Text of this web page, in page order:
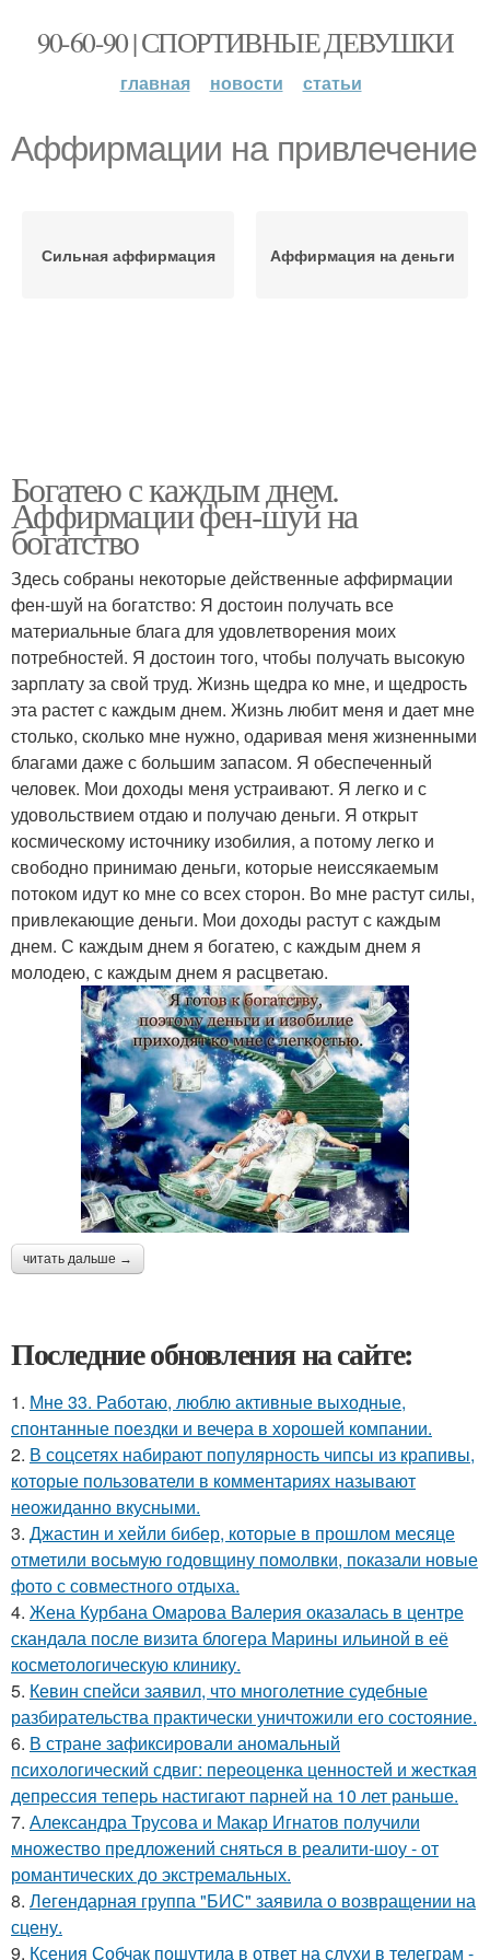
90-60-90 | СПОРТИВНЫЕ ДЕВУШКИ
главная новости статьи
Аффирмации на привлечение
Сильная аффирмация Аффирмация на деньги
Богатею с каждым днем.
Аффирмации фен-шуй на
богатство
Здесь собраны некоторые действенные аффирмации
фен-шуй на богатство: Я достоин получать все
материальные блага для удовлетворения моих
потребностей. Я достоин того, чтобы получать высокую
зарплату за свой труд. Жизнь щедра ко мне, и щедрость
эта растет с каждым днем. Жизнь любит меня и дает мне
столько, сколько мне нужно, одаривая меня жизненными
благами даже с большим запасом. Я обеспеченный
человек. Мои доходы меня устраивают. Я легко и с
удовольствием отдаю и получаю деньги. Я открыт
космическому источнику изобилия, а потому легко и
свободно принимаю деньги, которые неиссякаемым
потоком идут ко мне со всех сторон. Во мне растут силы,
привлекающие деньги. Мои доходы растут с каждым
днем. С каждым днем я богатею, с каждым днем я
молодею, с каждым днем я расцветаю.
читать дальше →
Последние обновления на сайте:
1. Мне 33. Работаю, люблю активные выходные,
спонтанные поездки и вечера в хорошей компании.
2. В соцсетях набирают популярность чипсы из крапивы,
которые пользователи в комментариях называют
неожиданно вкусными.
3. Джастин и хейли бибер, которые в прошлом месяце
отметили восьмую годовщину помолвки, показали новые
фото с совместного отдыха.
4. Жена Курбана Омарова Валерия оказалась в центре
скандала после визита блогера Марины ильиной в её
косметологическую клинику.
5. Кевин спейси заявил, что многолетние судебные
разбирательства практически уничтожили его состояние.
6. В стране зафиксировали аномальный
психологический сдвиг: переоценка ценностей и жесткая
депрессия теперь настигают парней на 10 лет раньше.
7. Александра Трусова и Макар Игнатов получили
множество предложений сняться в реалити-шоу - от
романтических до экстремальных.
8. Легендарная группа "БИС" заявила о возвращении на
сцену.
9. Ксения Собчак пошутила в ответ на слухи в телеграм -